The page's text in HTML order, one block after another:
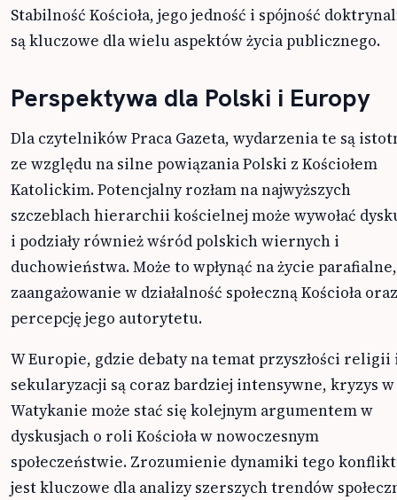
Stabilność Kościoła, jego jedność i spójność
są kluczowe dla wielu aspektów życia publicznego.
Perspektywa dla Polski i Europy
Dla czytelników Praca Gazeta, wydarzenia te są
ze względu na silne powiązania Polski z Kościołem
Katolickim. Potencjalny rozłam na najwyższych
szczeblach hierarchii kościelnej może wywołać
i podziały również wśród polskich wiernych i
duchowieństwa. Może to wpłynąć na życie
zaangażowanie w działalność społeczną Kościoła
percepcję jego autorytetu.
W Europie, gdzie debaty na temat przyszłości religii
sekularyzacji są coraz bardziej intensywne, kryzys w
Watykanie może stać się kolejnym argumentem w
dyskusjach o roli Kościoła w nowoczesnym
społeczeństwie. Zrozumienie dynamiki tego
jest kluczowe dla analizy szerszych trendów